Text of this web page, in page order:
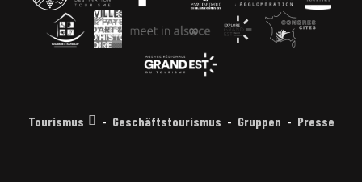
Tourismus Geschäftstourismus Gruppen Presse